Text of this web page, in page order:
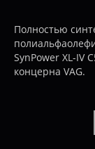
Полностью
SynPower XL-IV
концерна VAG.